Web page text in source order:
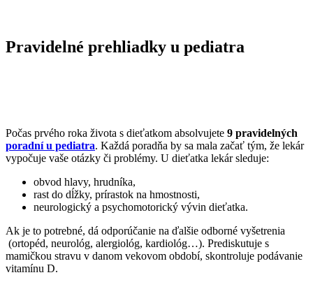
Pravidelné prehliadky u pediatra
Počas prvého roka života s dieťatkom absolvujete 9 pravidelných
poradní u pediatra. Každá poradňa by sa mala začať tým, že lekár
vypočuje vaše otázky či problémy. U dieťatka lekár sleduje:
obvod hlavy, hrudníka,
rast do dĺžky, prírastok na hmostnosti,
neurologický a psychomotorický vývin dieťatka.
Ak je to potrebné, dá odporúčanie na ďalšie odborné vyšetrenia
(ortopéd, neurológ, alergiológ, kardiológ…). Prediskutuje s
mamičkou stravu v danom vekovom období, skontroluje podávanie
vitamínu D.